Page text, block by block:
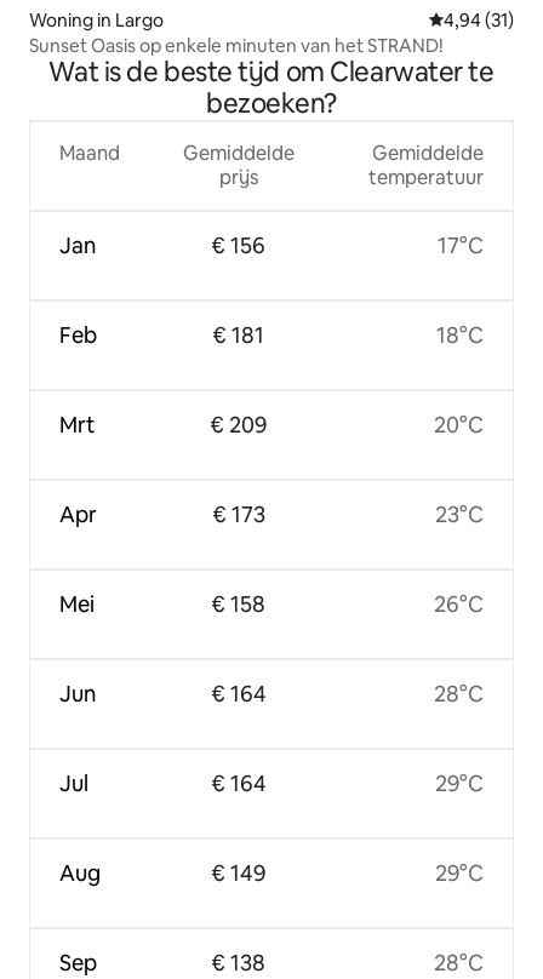
Woning in Largo Gemiddelde
4,94 (31)
Sunset Oasis op enkele minuten van het STRAND!
Wat is de beste tijd om Clearwater te
bezoeken?
Maand
Jan
Feb
Mrt
Apr
Mei
Jun
Jul
Aug
Sep
Gemiddelde
prijs
€ 156
€ 181
€ 209
€ 173
€ 158
€ 164
€ 164
€ 149
€ 138
Gemiddelde
temperatuur
17°C
18°C
20°C
23°C
26°C
28°C
29°C
29°C
28°C